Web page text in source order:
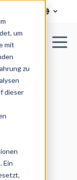
um
mit
zu
dieser
Ein